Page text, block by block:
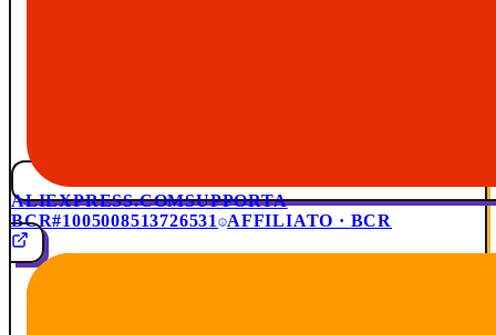
ALIEXPRESS.COMSUPPORTA
BCR#1005008513726531 AFFILIATO · BCR